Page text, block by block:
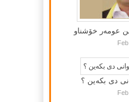
عومه‌ر خۆشناو
دی بكەین ؟